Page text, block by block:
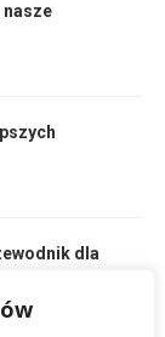
nasze
dla